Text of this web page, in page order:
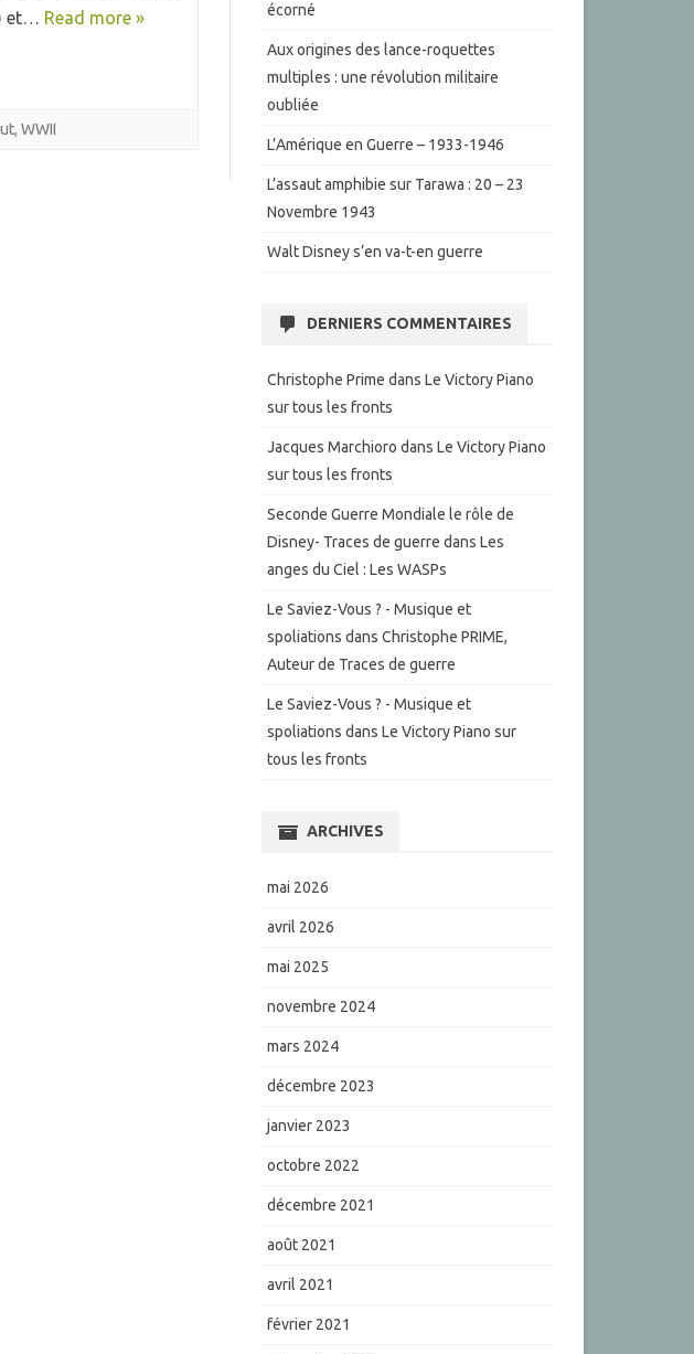
et… Read more »
, WWII
écorné
Aux origines des lance-roquettes
multiples : une révolution militaire
oubliée
L’Amérique en Guerre – 1933-1946
L’assaut amphibie sur Tarawa : 20 – 23
Novembre 1943
Walt Disney s’en va-t-en guerre
DERNIERS COMMENTAIRES
Christophe Prime dans Le Victory Piano
sur tous les fronts
Jacques Marchioro dans Le Victory Piano
sur tous les fronts
Seconde Guerre Mondiale le rôle de
Disney- Traces de guerre dans Les
anges du Ciel : Les WASPs
Le Saviez-Vous ? - Musique et
spoliations dans Christophe PRIME,
Auteur de Traces de guerre
Le Saviez-Vous ? - Musique et
spoliations dans Le Victory Piano sur
tous les fronts
ARCHIVES
mai 2026
avril 2026
mai 2025
novembre 2024
mars 2024
décembre 2023
janvier 2023
octobre 2022
décembre 2021
août 2021
avril 2021
février 2021